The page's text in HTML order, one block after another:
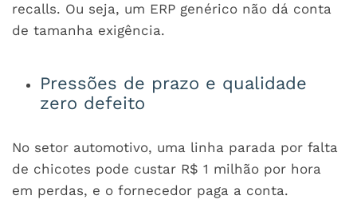
recalls. Ou seja, um ERP genérico não dá conta
de tamanha exigência.
Pressões de prazo e qualidade
zero defeito
No setor automotivo, uma linha parada por falta
de chicotes pode custar R$ 1 milhão por hora
em perdas, e o fornecedor paga a conta.